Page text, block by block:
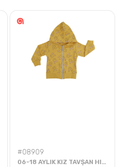
Nasıl Sipariş Veririm?
#08909
06-18 AYLIK KIZ TAVŞAN HIRKA